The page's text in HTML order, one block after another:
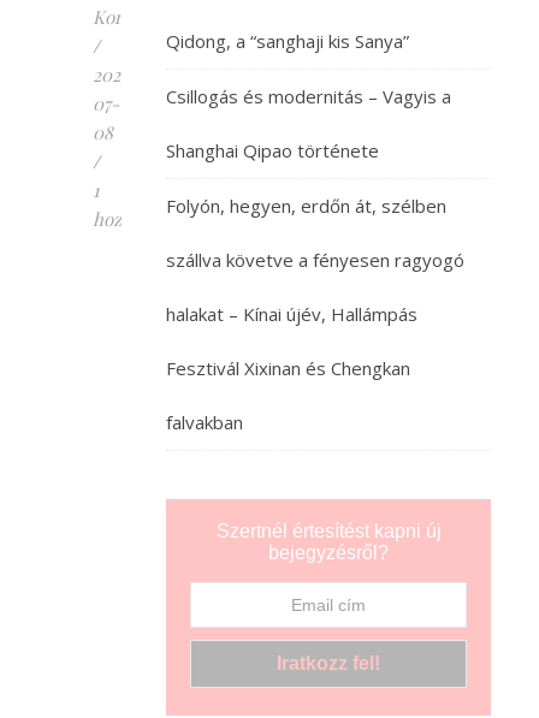
Korinna
/
2025-
07-
08
/
1
hozzászólás
kárcsak
valamikori
Qidong, a “sanghaji kis Sanya”
Csillogás és modernitás – Vagyis a
Shanghai Qipao története
Folyón, hegyen, erdőn át, szélben
szállva követve a fényesen ragyogó
halakat – Kínai újév, Hallámpás
Fesztivál Xixinan és Chengkan
falvakban
Szertnél értesítést kapni új
bejegyzésről?